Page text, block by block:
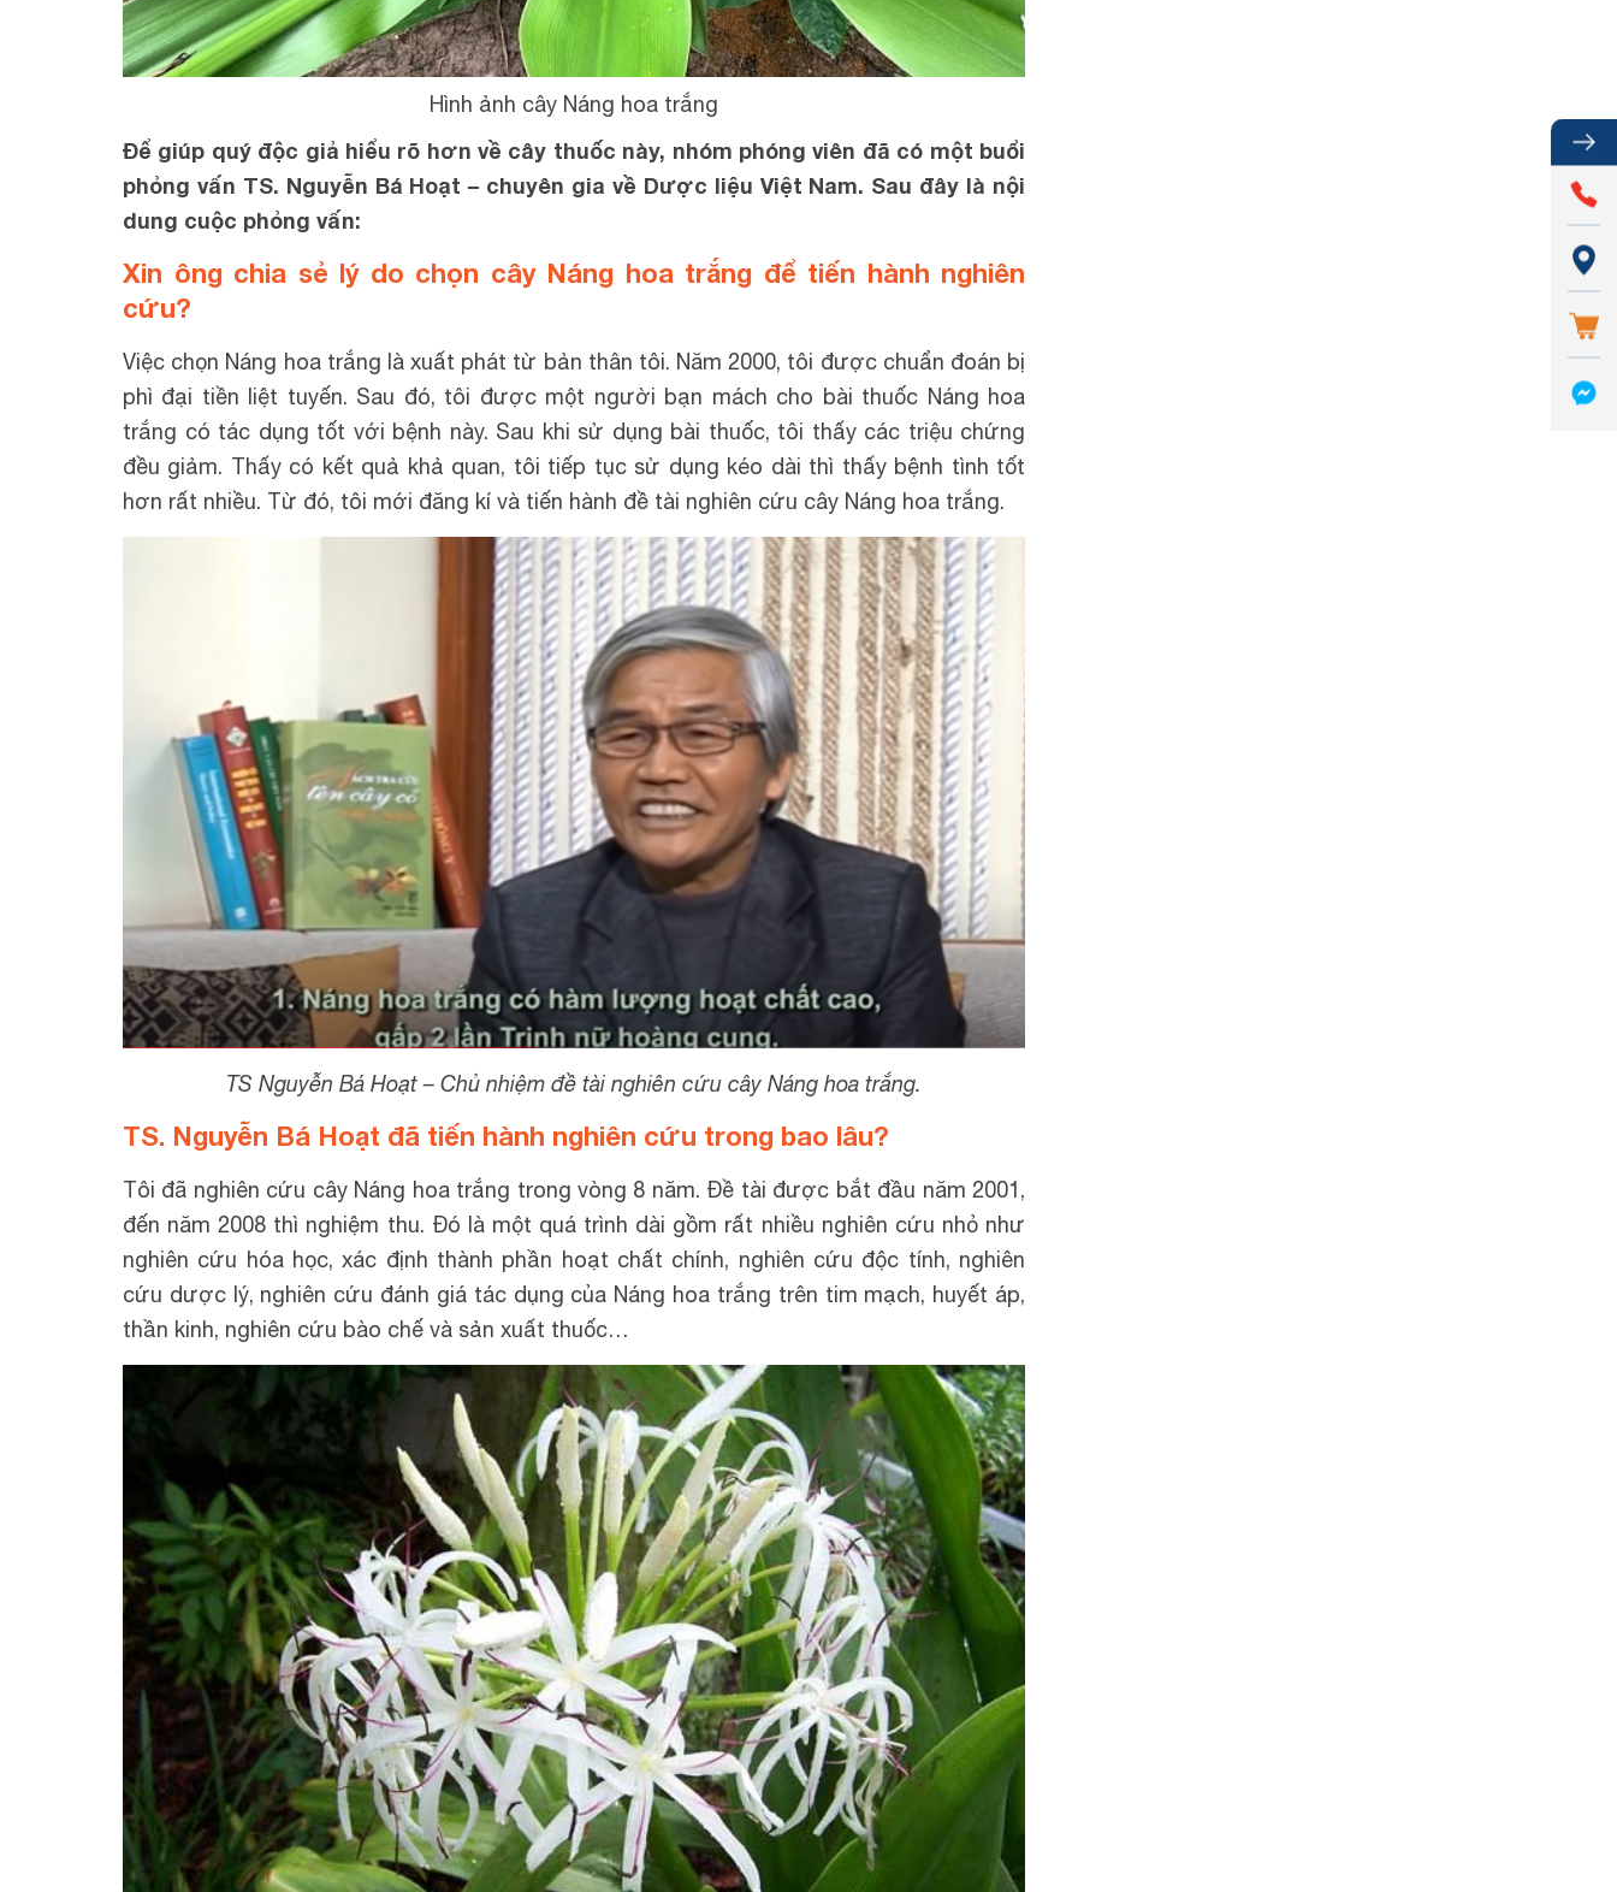
Hình ảnh cây Náng hoa trắng
Để giúp quý độc giả hiểu rõ hơn về cây thuốc này, nhóm phóng viên đã có một buổi
phỏng vấn TS. Nguyễn Bá Hoạt – chuyên gia về Dược liệu Việt Nam. Sau đây là nội
dung cuộc phỏng vấn:
Xin ông chia sẻ lý do chọn cây Náng hoa trắng để tiến hành nghiên
cứu?
Việc chọn Náng hoa trắng là xuất phát từ bản thân tôi. Năm 2000, tôi được chuẩn đoán bị
phì đại tiền liệt tuyến. Sau đó, tôi được một người bạn mách cho bài thuốc Náng hoa
trắng có tác dụng tốt với bệnh này. Sau khi sử dụng bài thuốc, tôi thấy các triệu chứng
đều giảm. Thấy có kết quả khả quan, tôi tiếp tục sử dụng kéo dài thì thấy bệnh tình tốt
hơn rất nhiều. Từ đó, tôi mới đăng kí và tiến hành đề tài nghiên cứu cây Náng hoa trắng.
TS Nguyễn Bá Hoạt – Chủ nhiệm đề tài nghiên cứu cây Náng hoa trắng.
TS. Nguyễn Bá Hoạt đã tiến hành nghiên cứu trong bao lâu?
Tôi đã nghiên cứu cây Náng hoa trắng trong vòng 8 năm. Đề tài được bắt đầu năm 2001,
đến năm 2008 thì nghiệm thu. Đó là một quá trình dài gồm rất nhiều nghiên cứu nhỏ như
nghiên cứu hóa học, xác định thành phần hoạt chất chính, nghiên cứu độc tính, nghiên
cứu dược lý, nghiên cứu đánh giá tác dụng của Náng hoa trắng trên tim mạch, huyết áp,
thần kinh, nghiên cứu bào chế và sản xuất thuốc…